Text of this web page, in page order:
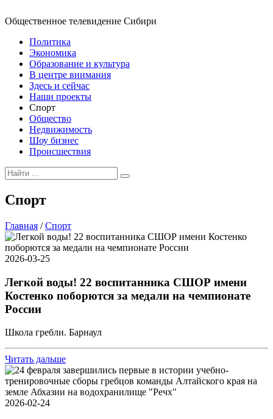
Общественное телевидение Сибири
Политика
Экономика
Образование и культура
В центре внимания
Здесь и сейчас
Наши проекты
Спорт
Общество
Недвижимость
Шоу бизнес
Происшествия
Спорт
Главная /Спорт
2026-03-25
Легкой воды! 22 воспитанника СШОР имени
Костенко поборются за медали на чемпионате
России
Школа гребли. Барнаул
Читать дальше
2026-02-24